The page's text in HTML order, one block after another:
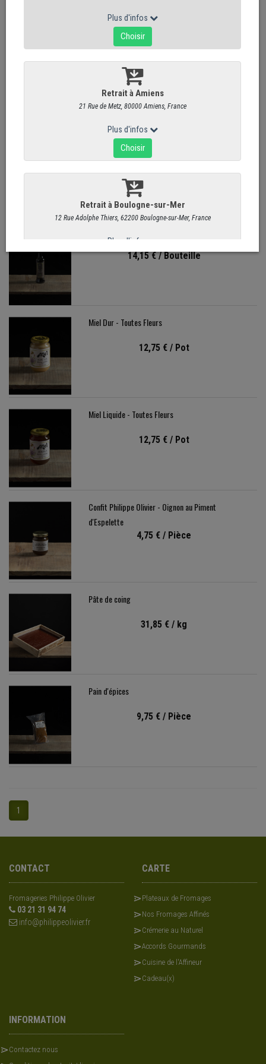
Confit Philippe Olivier - Pomme au Cidre
Basque
4,75 €
Confit Philippe Olivier - Figue Noire
4,75 €/ Pièce
14,15 €/ Bouteille
Miel Dur - Toutes Fleurs
12,75 €/ Pot
Miel Liquide - Toutes Fleurs
12,75 €/ Pot
Confit Philippe Olivier - Oignon au Piment
d'Espelette
4,75 € / Pièce
Pâte de coing
31,85 € / kg
Pain d'épices
9,75 € / Pièce
1
CONTACT
Fromageries Philippe Olivier
03 21 31 94 74
info@philippeolivier.fr
CARTE
Plateaux de Fromages
Nos Fromages Affinés
Crémerie au Naturel
Accords Gourmands
Cuisine de l'Affineur
Cadeau(x)
INFORMATION
Contactez nous